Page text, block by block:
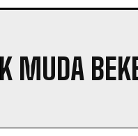
MUDA